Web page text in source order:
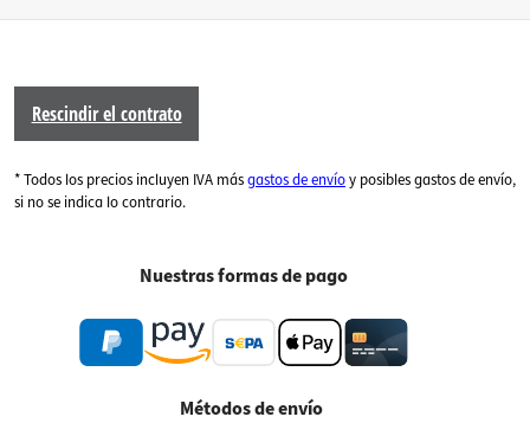
Rescindir el contrato
* Todos los precios incluyen IVA másgastos de envíoy posibles gastos de envío,
si no se indica lo contrario.
Nuestras formas de pago
Métodos de envío